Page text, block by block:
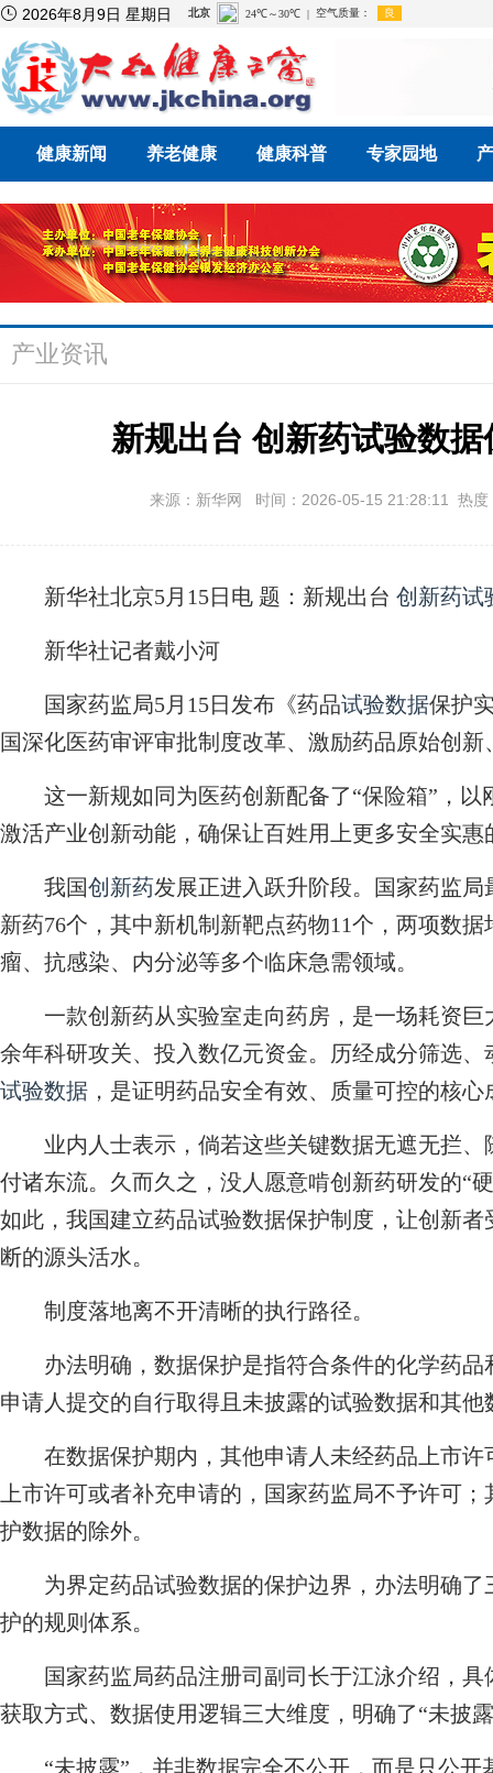
 2026年8月9日 星期日
健康新闻 养老健康 健康科普 专家园地
产业资讯
新规出台 创新药试验数
来源：新华网 时间：2026-05-15 21:28:11 热
新华社北京5月15日电 题：新规出台 创新药试
新华社记者戴小河
国家药监局5月15日发布《药品试验数据保护
国深化医药审评审批制度改革、激励药品原始创
这一新规如同为医药创新配备了“保险箱”，以
激活产业创新动能，确保让百姓用上更多安全实惠
我国创新药发展正进入跃升阶段。国家药监
新药76个，其中新机制新靶点药物11个，两项数
瘤、抗感染、内分泌等多个临床急需领域。
一款创新药从实验室走向药房，是一场耗资巨
余年科研攻关、投入数亿元资金。历经成分筛选
试验数据 ，是证明药品安全有效、质量可控的核
业内人士表示，倘若这些关键数据无遮无拦、
付诸东流。久而久之，没人愿意啃创新药研发的“
如此，我国建立药品试验数据保护制度，让创新
断的源头活水。
制度落地离不开清晰的执行路径。
办法明确，数据保护是指符合条件的化学药品
申请人提交的自行取得且未披露的试验数据和其他
在数据保护期内，其他申请人未经药品上市许
上市许可或者补充申请的，国家药监局不予许可
护数据的除外。
为界定药品试验数据的保护边界，办法明确了
护的规则体系。
国家药监局药品注册司副司长于江泳介绍，具
获取方式、数据使用逻辑三大维度，明确了“未披
“未披露”，并非数据完全不公开，而是只公开